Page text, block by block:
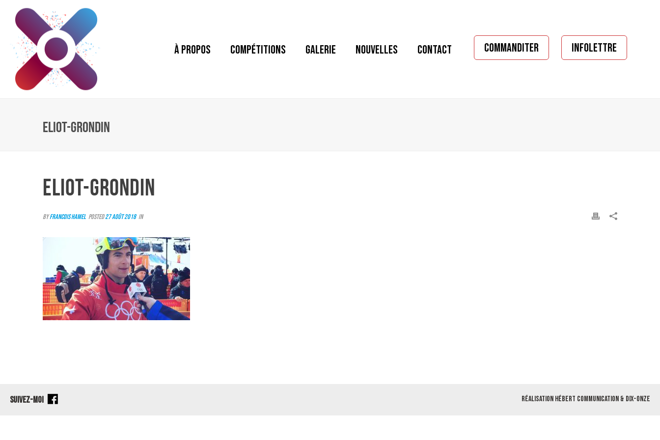
À PROPOS COMPÉTITIONS GALERIE NOUVELLES CONTACT COMMANDITER INFOLETTRE
ELIOT-GRONDIN
ELIOT-GRONDIN
ByFrancois Hamel Posted27 août 2018 In
SUIVEZ-MOI Réalisation Hébert Communication & Dix-Onze